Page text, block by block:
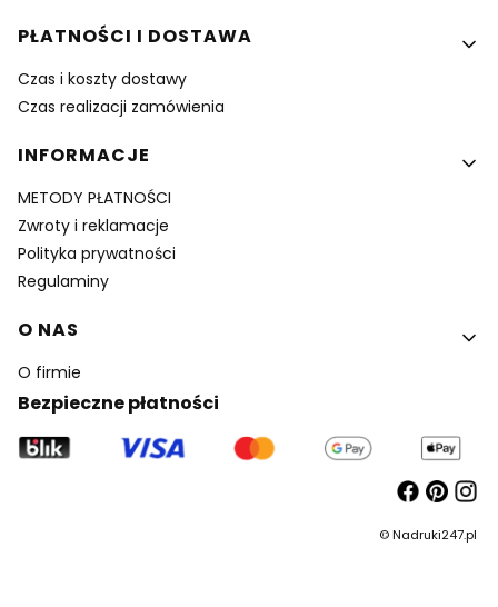
PŁATNOŚCI I DOSTAWA
Czas i koszty dostawy
Czas realizacji zamówienia
INFORMACJE
METODY PŁATNOŚCI
Zwroty i reklamacje
Polityka prywatności
Regulaminy
O NAS
O firmie
Bezpieczne płatności
© Nadruki247.pl